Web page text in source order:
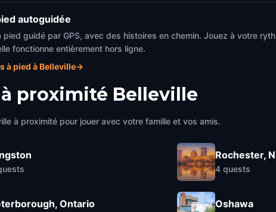
autoguidée
pied guidé par GPS, avec des histoires en chemin. Jouez à votre
fonctionne entièrement hors ligne.
à pied à Belleville→
proximité Belleville
à proximité pour jouer avec votre famille et vos amis.
Ontario
Rochester,
4 quests
Oshawa